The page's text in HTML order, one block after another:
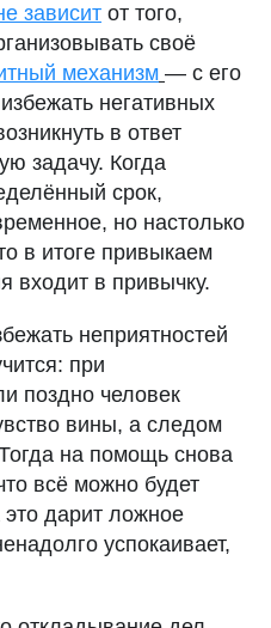
зависит от того,
своё
механизм — с его
негативных
в ответ
задачу. Когда
срок,
но настолько
в итоге привыкаем
входит в привычку.
неприятностей
при
поздно человек
вины, а следом
на помощь снова
всё можно будет
это дарит ложное
успокаивает,